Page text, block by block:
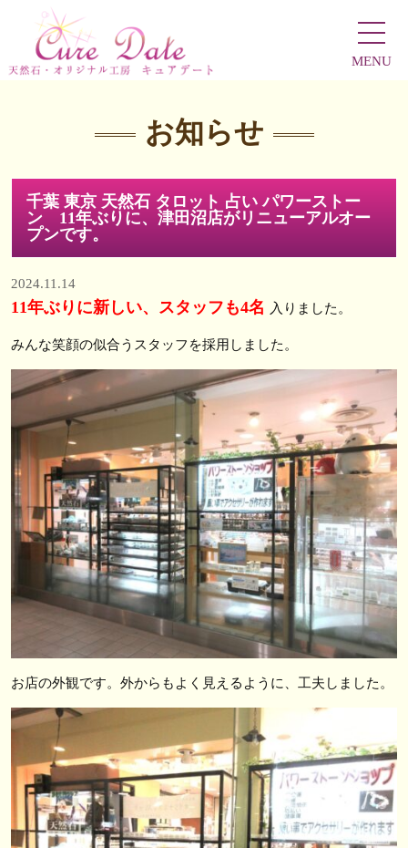
MENU
お知らせ
千葉 東京 天然石 タロット 占い パワーストー
ン 11年ぶりに、津田沼店がリニューアルオー
プンです。
2024.11.14
11年ぶりに新しい、スタッフも4名 入りました。
みんな笑顔の似合うスタッフを採用しました。
お店の外観です。外からもよく見えるように、工夫しました。